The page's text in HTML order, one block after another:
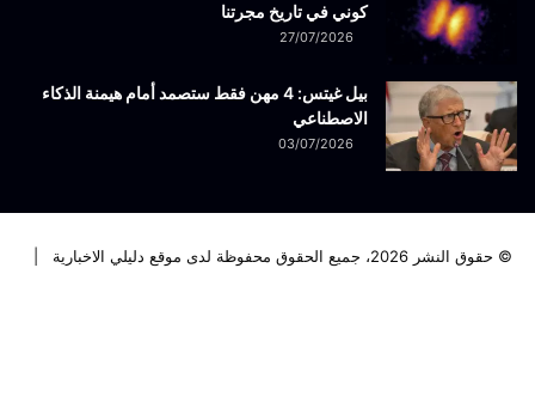
كوني في تاريخ مجرتنا
27/07/2026
بيل غيتس: 4 مهن فقط ستصمد أمام هيمنة الذكاء
الاصطناعي
03/07/2026
© حقوق النشر 2026، جميع الحقوق محفوظة لدى موقع دليلي الاخبارية |